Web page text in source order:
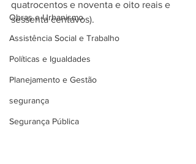
Obras e Urbanismo
Assistência Social e Trabalho
Políticas e Igualdades
Planejamento e Gestão
segurança
Segurança Pública
quatrocentos e noventa e oito reais e
sessenta centavos).